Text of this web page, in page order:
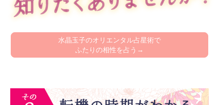
水晶玉子のオリエンタル占星術で
ふたりの相性を占う→